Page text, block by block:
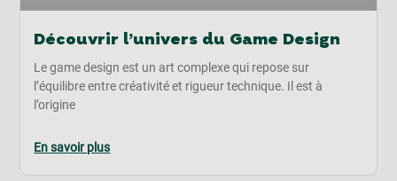
Découvrir l’univers du Game Design
Le game design est un art complexe qui repose sur
l’équilibre entre créativité et rigueur technique. Il est à
l’origine
En savoir plus